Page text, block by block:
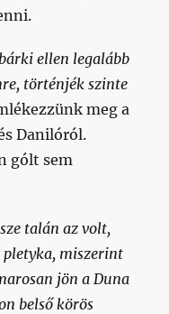
ellen legalább
történjék szinte
meg a
Danilóról.
gólt sem
talán az volt,
miszerint
jön a Duna
belső körös